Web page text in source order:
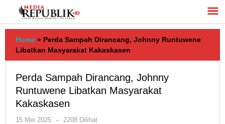
Lewati
konten
Home » Perda Sampah Dirancang, Johnny Runtuwene
Libatkan Masyarakat Kakaskasen
Perda Sampah Dirancang, Johnny
Runtuwene Libatkan Masyarakat
Kakaskasen
15 Mei 2025
oleh
-
2208 Dilihat